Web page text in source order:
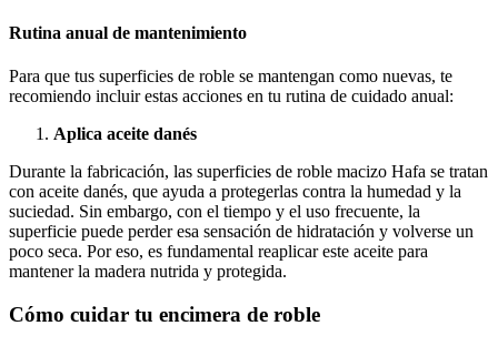
Rutina anual de mantenimiento
Para que tus superficies de roble se mantengan como nuevas, te
recomiendo incluir estas acciones en tu rutina de cuidado anual:
Aplica aceite danés
Durante la fabricación, las superficies de roble macizo Hafa se tratan
con aceite danés, que ayuda a protegerlas contra la humedad y la
suciedad. Sin embargo, con el tiempo y el uso frecuente, la
superficie puede perder esa sensación de hidratación y volverse un
poco seca. Por eso, es fundamental reaplicar este aceite para
mantener la madera nutrida y protegida.
Cómo cuidar tu encimera de roble